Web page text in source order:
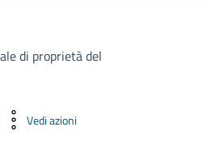
di proprietà del
Vedi azioni